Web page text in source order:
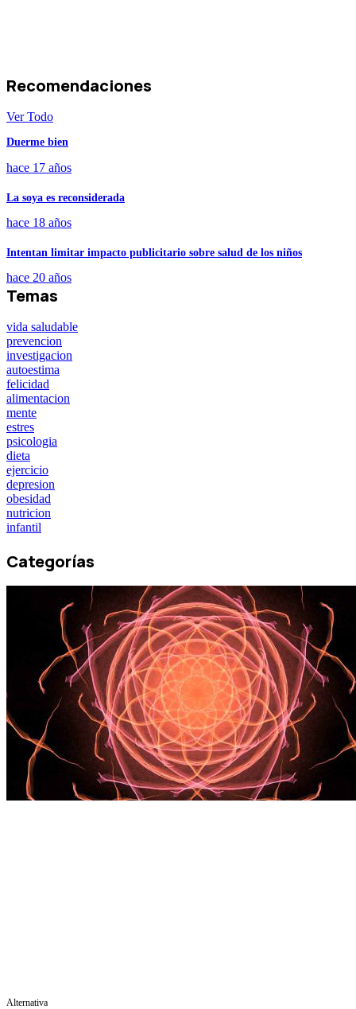
Recomendaciones
Ver Todo
Duerme bien
hace 17 años
La soya es reconsiderada
hace 18 años
Intentan limitar impacto publicitario sobre salud de los niños
hace 20 años
Temas
vida saludable
prevencion
investigacion
autoestima
felicidad
alimentacion
mente
estres
psicologia
dieta
ejercicio
depresion
obesidad
nutricion
infantil
Categorías
Alternativa